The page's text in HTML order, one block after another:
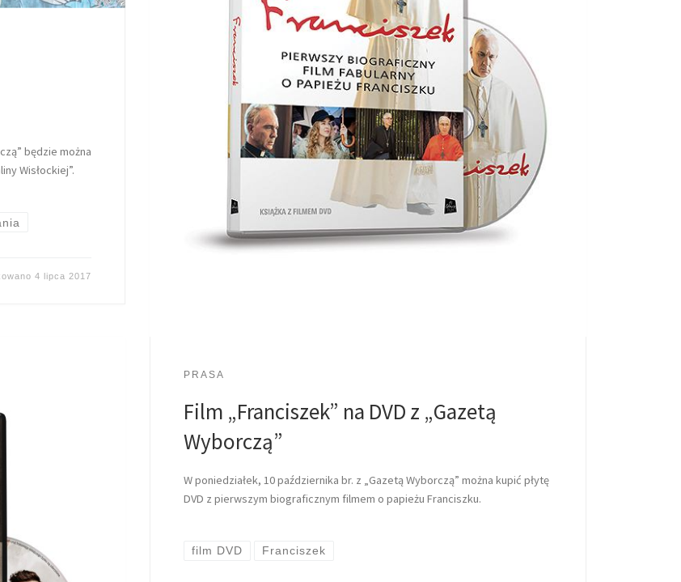
będzie można
Wisłockiej”.
4 lipca 2017
PRASA
Film „Franciszek” na DVD z „Gazetą
Wyborczą”
W poniedziałek, 10 października br. z „Gazetą Wyborczą” można kupić płytę
DVD z pierwszym biograficznym filmem o papieżu Franciszku.
film DVD Franciszek